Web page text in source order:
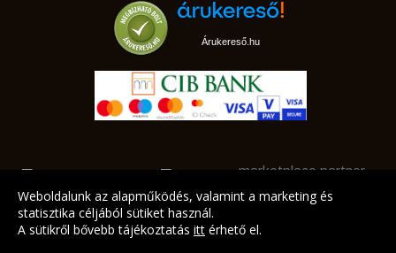
Árukereső.hu
marketplace partner
Weboldalunk az alapműködés, valamint a marketing és
statisztika céljából sütiket használ.
A sütikről bővebb tájékoztatás itt érhető el.